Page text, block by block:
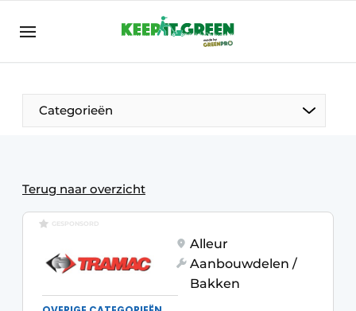
NL ENG FR
Categorieën
Terug naar overzicht
GESPONSORD
Alleur
Aanbouwdelen /
Bakken